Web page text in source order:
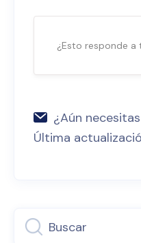
¿Esto responde a
¿Aún
Última